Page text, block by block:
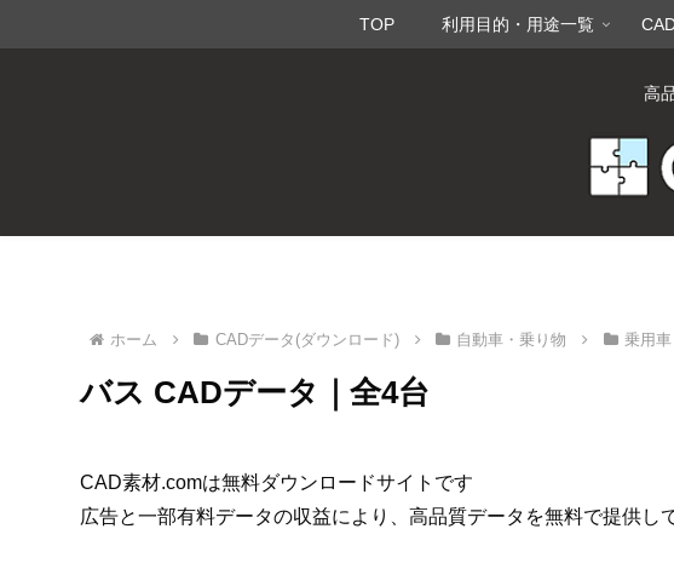
高
TOP 利用目的・用途一覧
ホーム CADデータ(ダウンロード) 自動車・乗り物 乗用
バス CADデータ｜全4台
CAD素材.comは無料ダウンロードサイトです
広告と一部有料データの収益により、高品質データを無料で提供し